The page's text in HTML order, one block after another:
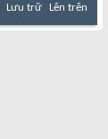
Lưu trữ Lên trên